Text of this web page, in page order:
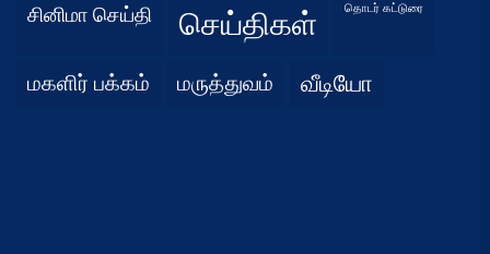
சினிமா செய்தி செய்திகள் தொடர் கட்டுரை
மகளிர் பக்கம் மருத்துவம் வீடியோ